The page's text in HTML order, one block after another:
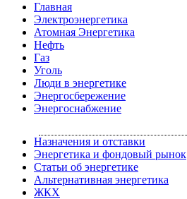
Главная
Электроэнергетика
Атомная Энергетика
Нефть
Газ
Уголь
Люди в энергетике
Энергосбережение
Энергоснабжение
Назначения и отставки
Энергетика и фондовый рынок
Статьи об энергетике
Альтернативная энергетика
ЖКХ